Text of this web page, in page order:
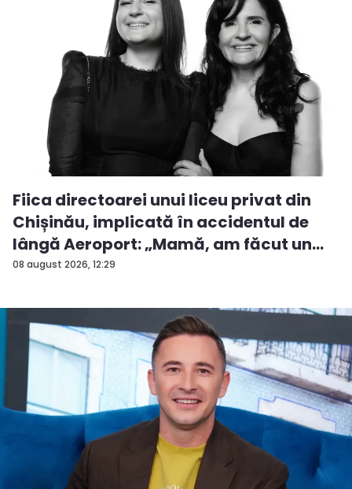
08 august 2026, 12:29
Fiica directoarei unui liceu privat din
Chișinău, implicată în accidentul de
lângă Aeroport: „Mamă, am făcut un
ac...